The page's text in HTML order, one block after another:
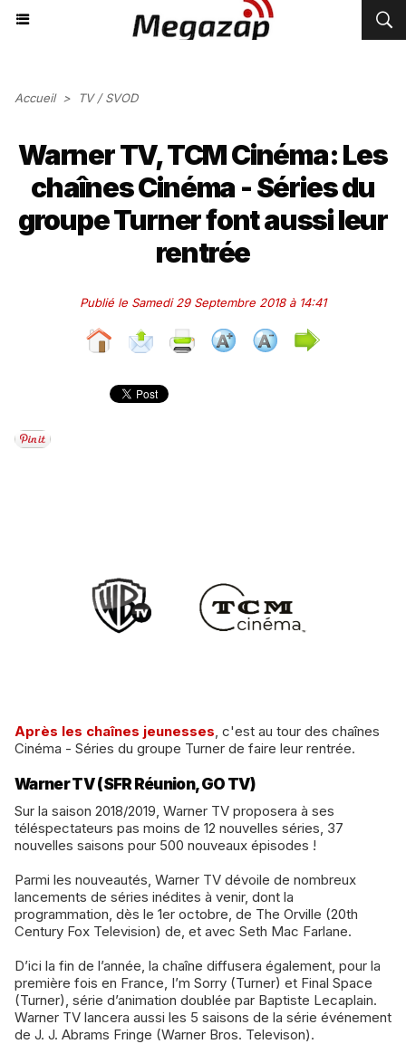
Accueil > TV / SVOD
Warner TV, TCM Cinéma: Les
chaînes Cinéma - Séries du
groupe Turner font aussi leur
rentrée
Publié le Samedi 29 Septembre 2018 à 14:41
Après les chaînes jeunesses , c'est au tour des chaînes
Cinéma - Séries du groupe Turner de faire leur rentrée.
Warner TV (SFR Réunion, GO TV)
Sur la saison 2018/2019, Warner TV proposera à ses
téléspectateurs pas moins de 12 nouvelles séries, 37
nouvelles saisons pour 500 nouveaux épisodes !
Parmi les nouveautés, Warner TV dévoile de nombreux
lancements de séries inédites à venir, dont la
programmation, dès le 1er octobre, de The Orville (20th
Century Fox Television) de, et avec Seth Mac Farlane.
D’ici la fin de l’année, la chaîne diffusera également, pour la
première fois en France, I’m Sorry (Turner) et Final Space
(Turner), série d’animation doublée par Baptiste Lecaplain.
Warner TV lancera aussi les 5 saisons de la série événement
de J. J. Abrams Fringe (Warner Bros. Televison).